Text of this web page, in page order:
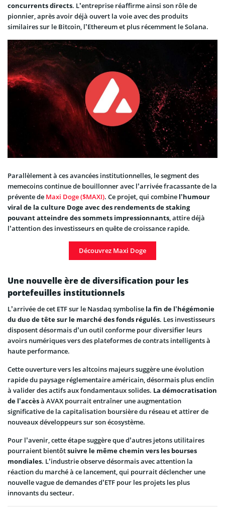
concurrents directs. L’entreprise réaffirme ainsi son rôle de
pionnier, après avoir déjà ouvert la voie avec des produits
similaires sur le Bitcoin, l’Ethereum et plus récemment le Solana.
Parallèlement à ces avancées institutionnelles, le segment des
memecoins continue de bouillonner avec l’arrivée fracassante de la
prévente de Maxi Doge ($MAXI). Ce projet, qui combine l’humour
viral de la culture Doge avec des rendements de staking
pouvant atteindre des sommets impressionnants, attire déjà
l’attention des investisseurs en quête de croissance rapide.
Découvrez Maxi Doge
Une nouvelle ère de diversification pour les
portefeuilles institutionnels
L’arrivée de cet ETF sur le Nasdaq symbolise la fin de l’hégémonie
du duo de tête sur le marché des fonds régulés. Les investisseurs
disposent désormais d’un outil conforme pour diversifier leurs
avoirs numériques vers des plateformes de contrats intelligents à
haute performance.
Cette ouverture vers les altcoins majeurs suggère une évolution
rapide du paysage réglementaire américain, désormais plus enclin
à valider des actifs aux fondamentaux solides. La démocratisation
de l’accèsà AVAX pourrait entraîner une augmentation
significative de la capitalisation boursière du réseau et attirer de
nouveaux développeurs sur son écosystème.
Pour l’avenir, cette étape suggère que d’autres jetons utilitaires
pourraient bientôtsuivre le même chemin vers les bourses
mondiales. L’industrie observe désormais avec attention la
réaction du marché à ce lancement, qui pourrait déclencher une
nouvelle vague de demandes d’ETF pour les projets les plus
innovants du secteur.